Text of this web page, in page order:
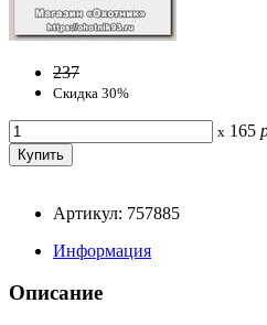
237
Скидка 30%
x 165
Артикул: 757885
Информация
Описание